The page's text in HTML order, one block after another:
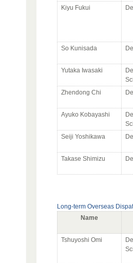
Kiyu Fukui
So Kunisada
Yutaka Iwasaki
Zhendong Chi
Ayuko Kobayashi
Seiji Yoshikawa
Takase Shimizu
Long-term Overseas
Name
Tshuyoshi Omi